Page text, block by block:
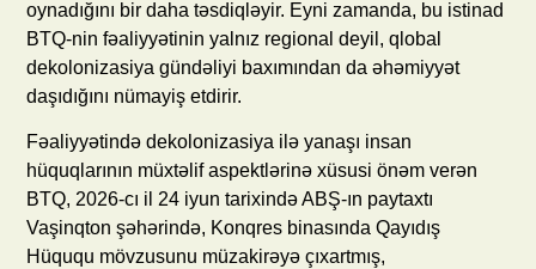
oynadığını bir daha təsdiqləyir. Eyni zamanda, bu istinad
BTQ-nin fəaliyyətinin yalnız regional deyil, qlobal
dekolonizasiya gündəliyi baxımından da əhəmiyyət
daşıdığını nümayiş etdirir.
Fəaliyyətində dekolonizasiya ilə yanaşı insan
hüquqlarının müxtəlif aspektlərinə xüsusi önəm verən
BTQ, 2026-cı il 24 iyun tarixində ABŞ-ın paytaxtı
Vaşinqton şəhərində, Konqres binasında Qayıdış
Hüququ mövzusunu müzakirəyə çıxartmış,